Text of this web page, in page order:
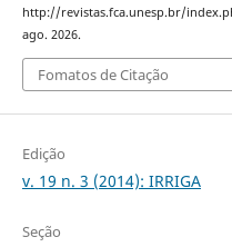
http://revistas.fca.unesp.br/
ago. 2026.
Fomatos de Citação
Edição
v. 19 n. 3 (2014): IRRIGA
Seção